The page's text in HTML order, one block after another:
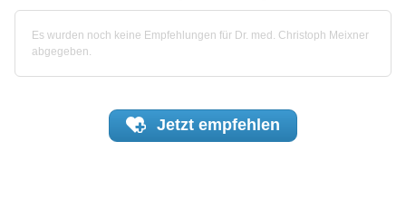
Es wurden noch keine Empfehlungen für Dr. med. Christoph Meixner
abgegeben.
Jetzt empfehlen